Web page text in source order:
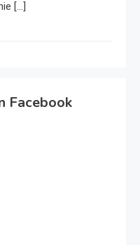
[…]
Facebook